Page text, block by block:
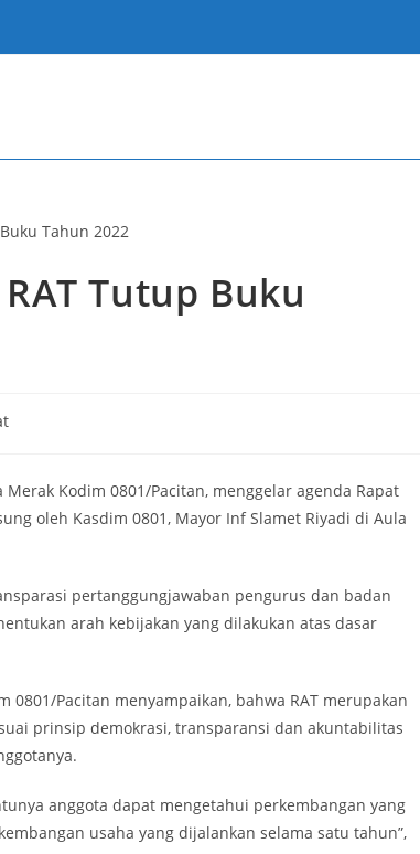
Tutup Buku
Kodim 0801/Pacitan, menggelar agenda Rapat
oleh Kasdim 0801, Mayor Inf Slamet Riyadi di Aula
pertanggungjawaban pengurus dan badan
arah kebijakan yang dilakukan atas dasar
0801/Pacitan menyampaikan, bahwa RAT merupakan
prinsip demokrasi, transparansi dan akuntabilitas
anggota dapat mengetahui perkembangan yang
usaha yang dijalankan selama satu tahun”,